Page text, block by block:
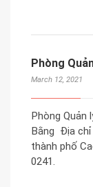
Phòng
March 12, 2021
Phòng Quản
Bằng Địa chỉ
thành phố
0241.